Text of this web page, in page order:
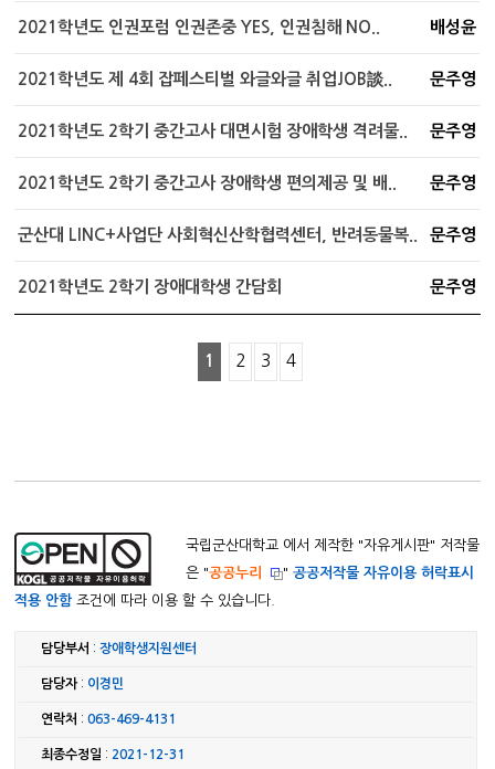
2021학년도 인권포럼 인권존중 YES, 인권침해 NO.. 배성윤
2021학년도 제 4회 잡페스티벌 와글와글 취업JOB談.. 문주영
2021학년도 2학기 중간고사 대면시험 장애학생 격려물.. 문주영
2021학년도 2학기 중간고사 장애학생 편의제공 및 배.. 문주영
군산대 LINC+사업단 사회혁신산학협력센터, 반려동물복.. 문주영
2021학년도 2학기 장애대학생 간담회 문주영
1 2 3 4
국립군산대학교 에서 제작한 "자유게시판" 저작물
은 "공공누리 "공공저작물 자유이용 허락표시
적용 안함조건에 따라 이용 할 수 있습니다.
담당부서 :장애학생지원센터
담당자: 이경민
연락처 :063-469-4131
최종수정일 : 2021-12-31